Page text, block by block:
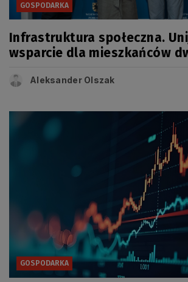
GOSPODARKA
Infrastruktura społeczna.
wsparcie dla mieszkańców
Aleksander Olszak
GOSPODARKA